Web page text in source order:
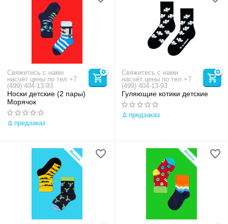
Свяжитесь с нами
насчёт цены по тел +7
(499) 404-13-93
Носки детские (2 пары)
Морячок
предзаказ
Свяжитесь с нами
насчёт цены по тел +7
(499) 404-13-93
Гуляющие котики детские
предзаказ